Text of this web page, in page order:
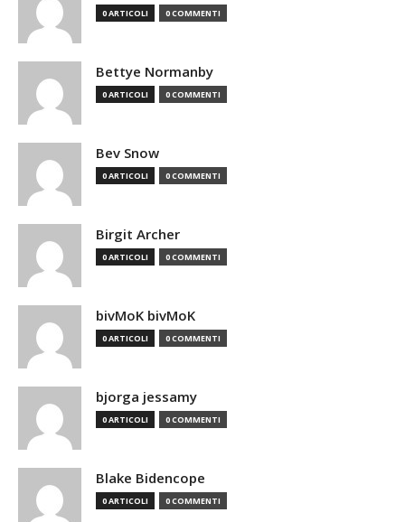
0 ARTICOLI 0 COMMENTI
Bettye Normanby
0 ARTICOLI 0 COMMENTI
Bev Snow
0 ARTICOLI 0 COMMENTI
Birgit Archer
0 ARTICOLI 0 COMMENTI
bivMoK bivMoK
0 ARTICOLI 0 COMMENTI
bjorga jessamy
0 ARTICOLI 0 COMMENTI
Blake Bidencope
0 ARTICOLI 0 COMMENTI